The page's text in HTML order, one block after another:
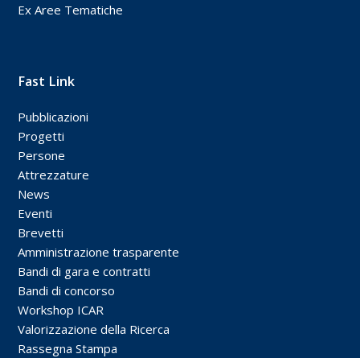
Ex Aree Tematiche
Fast Link
Pubblicazioni
Progetti
Persone
Attrezzature
News
Eventi
Brevetti
Amministrazione trasparente
Bandi di gara e contratti
Bandi di concorso
Workshop ICAR
Valorizzazione della Ricerca
Rassegna Stampa